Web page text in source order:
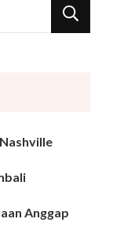
Anggap